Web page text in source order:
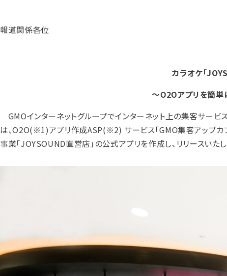
報道関係各位
カラオケ「
～O2Oアプリを簡単
GMOインターネットグループでインターネット上の集客サー
は、O2O(※1)アプリ作成ASP(※2) サービス「GMO集客アップ
事業「JOYSOUND直営店」の公式アプリを作成し、リリースいたし